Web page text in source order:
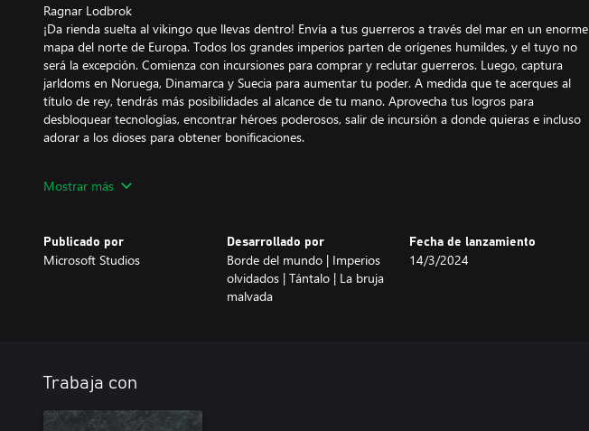
Ragnar Lodbrok
¡Da rienda suelta al vikingo que llevas dentro! Envía a tus guerreros a través del mar en un enorme
mapa del norte de Europa. Todos los grandes imperios parten de orígenes humildes, y el tuyo no
será la excepción. Comienza con incursiones para comprar y reclutar guerreros. Luego, captura
jarldoms en Noruega, Dinamarca y Suecia para aumentar tu poder. A medida que te acerques al
título de rey, tendrás más posibilidades al alcance de tu mano. Aprovecha tus logros para
desbloquear tecnologías, encontrar héroes poderosos, salir de incursión a donde quieras e incluso
adorar a los dioses para obtener bonificaciones.
Estás rodeado de enemigos: temibles vikingos, jinetes magiares y francos duros como el hierro. Así
Romano Germánico… o que serán una espina rebelde en tu costado. Equilibra tu poder con el de
ellos y dales regalos para mantenerlos de tu lado.
¡Y mucho más!
Inspiración en la comunidad
Mostrar más
Publicado por
Microsoft Studios
Desarrollado por
Borde del mundo | Imperios
olvidados | Tántalo | La bruja
malvada
Fecha de lanzamiento
14/3/2024
Trabaja con